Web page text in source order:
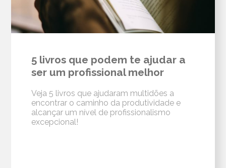
5 livros que podem te ajudar a
ser um profissional melhor
Veja 5 livros que ajudaram multidões a
encontrar o caminho da produtividade e
alcançar um nível de profissionalismo
excepcional!